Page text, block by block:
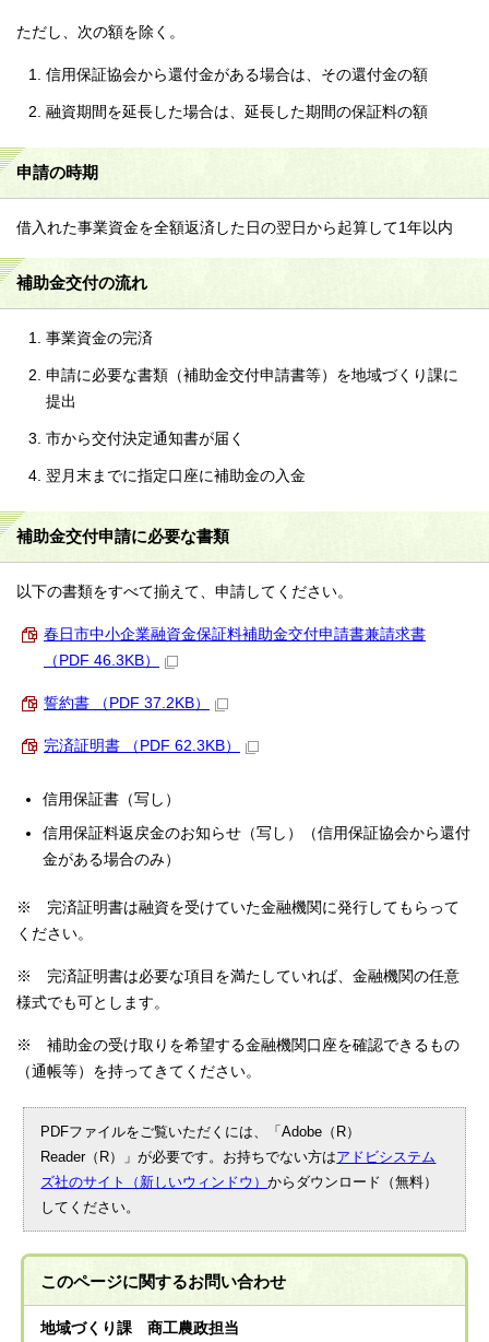
ただし、次の額を除く。
信用保証協会から還付金がある場合は、その還付金の額
融資期間を延長した場合は、延長した期間の保証料の額
申請の時期
借入れた事業資金を全額返済した日の翌日から起算して1年以内
補助金交付の流れ
事業資金の完済
申請に必要な書類（補助金交付申請書等）を地域づくり課に
提出
市から交付決定通知書が届く
翌月末までに指定口座に補助金の入金
補助金交付申請に必要な書類
以下の書類をすべて揃えて、申請してください。
春日市中小企業融資金保証料補助金交付申請書兼請求書
（PDF 46.3KB）
誓約書 （PDF 37.2KB）
完済証明書 （PDF 62.3KB）
信用保証書（写し）
信用保証料返戻金のお知らせ（写し）（信用保証協会から還付
金がある場合のみ）
※ 完済証明書は融資を受けていた金融機関に発行してもらって
ください。
※ 完済証明書は必要な項目を満たしていれば、金融機関の任意
様式でも可とします。
※ 補助金の受け取りを希望する金融機関口座を確認できるもの
（通帳等）を持ってきてください。
PDFファイルをご覧いただくには、「Adobe（R）
Reader（R）」が必要です。お持ちでない方はアドビシステム
ズ社のサイト（新しいウィンドウ）からダウンロード（無料）
してください。
このページに関するお問い合わせ
地域づくり課 商工農政担当